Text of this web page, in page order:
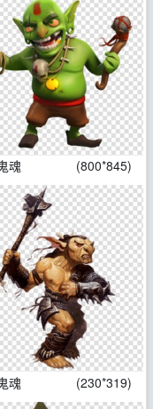
魂 (800*845)
魂 (230*319)